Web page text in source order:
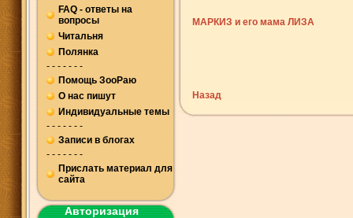
FAQ - ответы на
вопросы
Читальня
Полянка
- - - - - - -
Помощь ЗооРаю
О нас пишут
Индивидуальные темы
- - - - - - -
Записи в блогах
- - - - - - -
Прислать материал для
сайта
Авторизация
МАРКИЗ и его мама ЛИЗА
Назад